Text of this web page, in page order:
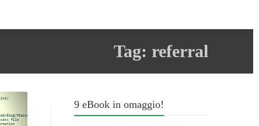
Tag: referral
9 eBook in omaggio!